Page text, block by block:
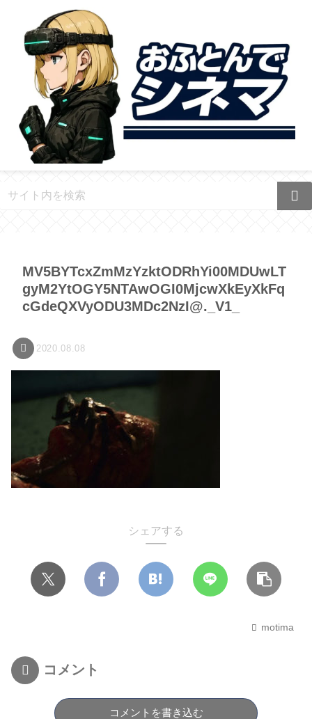
MV5BYTcxZmMzYzktODRhYi00MDUwLT
gyM2YtOGY5NTAwOGI0MjcwXkEyXkFq
cGdeQXVyODU3MDc2NzI@._V1_
2020.08.08
シェアする
motima
コメント
コメントを書き込む